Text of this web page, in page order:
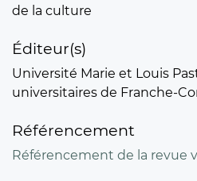
de la culture
Éditeur(s)
Université Marie et Louis
universitaires de Franche-
Référencement
Référencement de la revue